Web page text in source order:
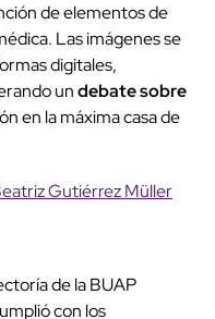
de elementos de
Las imágenes se
digitales,
undebate sobre
en la máxima casa de
Gutiérrez Müller
de la BUAP
con los